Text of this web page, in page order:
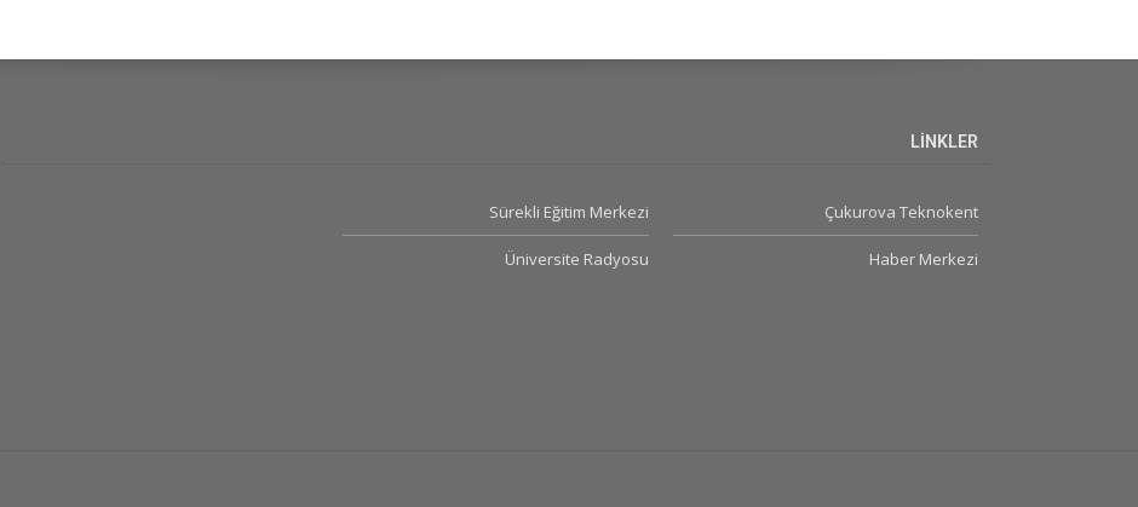
LİNKLER
Çukurova Teknokent
Haber Merkezi
Sürekli Eğitim Merkezi
Üniversite Radyosu